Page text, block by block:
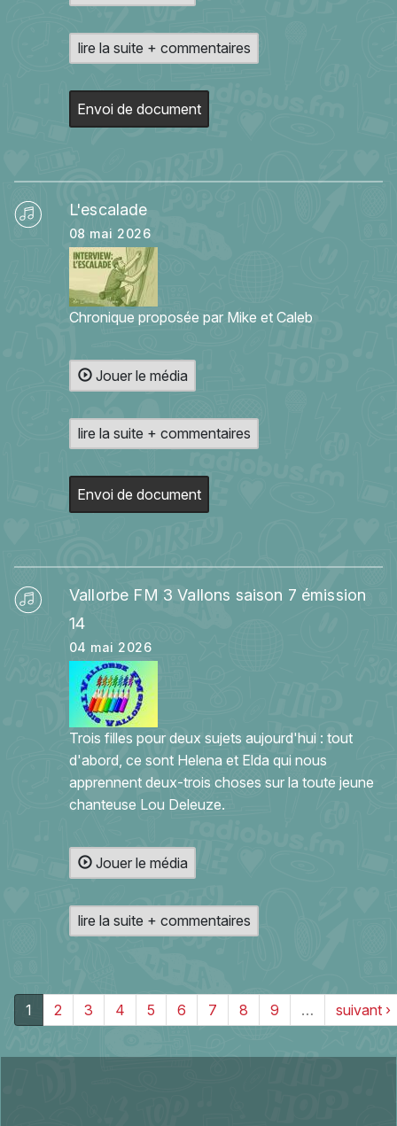
lire la suite + commentaires
Envoi de document
L'escalade
08 mai 2026
Chronique proposée par Mike et Caleb
Jouer le média
lire la suite + commentaires
Envoi de document
Vallorbe FM 3 Vallons saison 7 émission
14
04 mai 2026
Trois filles pour deux sujets aujourd'hui : tout
d'abord, ce sont Helena et Elda qui nous
apprennent deux-trois choses sur la toute jeune
chanteuse Lou Deleuze.
Jouer le média
lire la suite + commentaires
1 2 3 4 5 6 7 8 9 … suivant ›